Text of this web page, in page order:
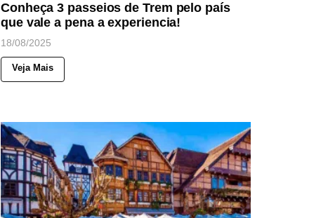
Conheça 3 passeios de Trem pelo país
que vale a pena a experiencia!
18/08/2025
Veja Mais